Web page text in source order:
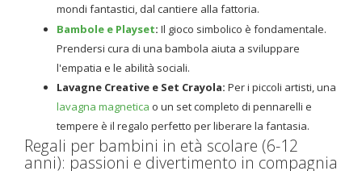
mondi fantastici, dal cantiere alla fattoria.
Bambole e Playset: Il gioco simbolico è fondamentale.
Prendersi cura di una bambola aiuta a sviluppare
l'empatia e le abilità sociali.
Lavagne Creative e Set Crayola: Per i piccoli artisti, una
lavagna magnetica o un set completo di pennarelli e
tempere è il regalo perfetto per liberare la fantasia.
Regali per bambini in età scolare (6-12
anni): passioni e divertimento in compagnia